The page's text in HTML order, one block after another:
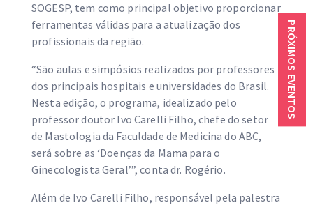
SOGESP, tem como principal objetivo proporcionar
ferramentas válidas para a atualização dos
profissionais da região.
“São aulas e simpósios realizados por professores
dos principais hospitais e universidades do Brasil.
Nesta edição, o programa, idealizado pelo
professor doutor Ivo Carelli Filho, chefe do setor
de Mastologia da Faculdade de Medicina do ABC,
será sobre as ‘Doenças da Mama para o
Ginecologista Geral’”, conta dr. Rogério.
Além de Ivo Carelli Filho, responsável pela palestra
PRÓXIMOS EVENTOS